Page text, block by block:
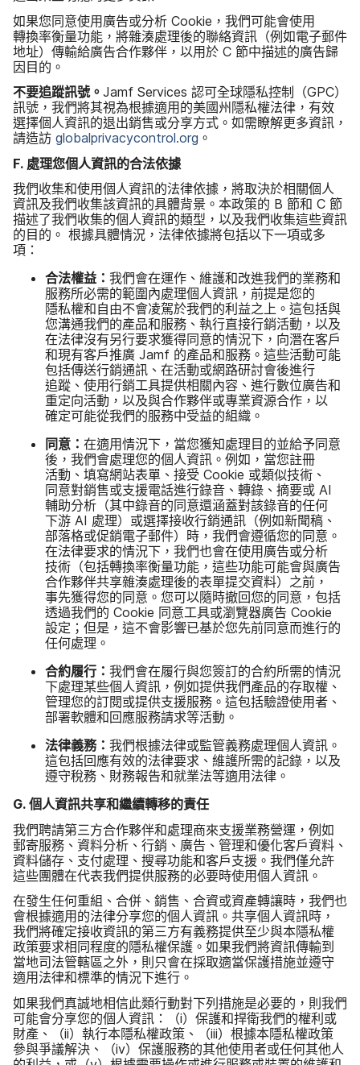
如果​您​同意​使用​廣告​或​分析 Cookie ，​我們​可能​會​使用​
轉換率​衡量​功能，​將​雜湊​處理​後​的​聯絡​資訊​（例如​電子​郵件​
地址）​傳輸​給​廣告​合作​夥伴，​以​用於 C 節​中​描述​的​廣告​歸​
因​目的。
不要​追蹤​訊號。 Jamf Services 認​可​全球​隱私控制​（GPC）
訊號，​我們​將​其視​為​根據​適用​的​美國​州​隱私權​法律，​有效​
選擇​個人​資訊​的​退出​銷售​或​分享​方式。​如​需​瞭解​更多​資訊，​
請造訪 globalprivacycontrol.org 。
F. 處理​您​個​人​資訊​的​合法​依據
我們​收集​和​使用​個人​資訊​的​法律​依據，​將​取​決於​相關​個人​
資訊​及​我們​收集該​資訊​的​具體​背景。​本​政策​的 B 節​和 C 節​
描述​了​我們​收集​的​個人​資訊​的​類型，​以及​我們​收集​這些​資訊​
的​目的。 根據​具體​情況，​法律​依據​將​包括​以下​一​項​或​多​
項：
合法​權益： 我們​會​在​運作、​維護​和​改進​我們​的​業務​和​
服務​所​必需​的​範圍​內​處理​個人​資訊，​前​提​是​您​的​
隱私權​和​自由​不會​凌駕​於​我們​的​利益​之​上。​這​包括​與​
您溝​通​我們​的​產品​和​服務、​執行​直接​行銷​活動，​以及​
在​法律​沒有​另行​要求​獲得​同意​的​情況​下，​向​潛​在​客戶​
和​現​有​客戶​推廣 Jamf 的​產品​和​服務。​這些​活動​可能​
包括​傳送​行銷​通訊、​在​活動​或​網路​研討會​後​進行​
追蹤、​使用​行銷​工​具​提供​相關​內容、​進行​數​位​廣告​和​
重定​向​活動，​以及​與​合作​夥伴​或​專業​資源​合作，​以​
確定​可能​從​我們​的​服務​中​受益​的​組織。
同意： 在​適用​情況​下，​當您​獲知​處理​目的​並​給​予​同意​
後，​我們​會​處理您​的​個人​資訊。​例如，​當您​註冊​
活動、​填寫​網站​表單、​接受 Cookie 或​類似​技術、​
同意​對​銷售​或​支援​電話​進行​錄音、​轉錄、​摘要​或 AI
輔助​分析（其中​錄音​的​同意​還​涵蓋​對​該​錄音​的​任何​
下游 AI 處理​）​或​選擇接​收行銷​通訊​（例如​新聞稿、​
部​落格​或​促銷​電子​郵件​）​時，​我們​會​遵循您​的​同意。​
在​法律​要求​的​情況​下，​我們​也​會​在​使用​廣告​或​分析​
技術​（​包括​轉換率​衡量​功能，​這些​功能​可能​會​與​廣告​
合作​夥伴​共享​雜湊​處理​後​的​表單​提交​資料）​之​前，​
事先​獲得您​的​同意。​您可以​隨時​撤​回您​的​同意，​包括​
透過​我們​的 Cookie 同意​工具​或​瀏覽器​廣告 Cookie
設定​；但是，​這​不會​影響​已​基於​您先​前​同意​而​進行​的​
任何​處理。
合約​履行： 我們​會​在​履行​與​您簽訂​的​合約​所​需​的​情況​
下​處理​某些​個人​資訊，​例如​提供​我們​產品​的​存取權、​
管理您​的​訂閱​或​提供​支援​服務。​這​包​括​驗證​使用​者、​
部署​軟體​和​回應​服務​請求​等​活動。
法律​義務： 我們​根據​法律​或​監管​義務​處理​個人​資訊。​
這​包括​回應​有效​的​法律​要求、​維護​所​需​的​記錄，​以及​
遵守​稅務、​財務​報告​和​就業法​等​適用​法律。
G. 個​人​資訊​共享​和​繼續​轉移​的​責任
我們​聘請​第三​方​合作​夥伴​和​處理​商來​支援​業務​營運，​例如​
郵寄​服務、​資料​分析、​行銷、​廣告、​管理​和​優化​客戶​資料、​
資料​儲存、​支付​處理、​搜尋​功能​和​客戶​支援。​我們​僅​允許​
這些​團體​在​代表​我們​提供​服務​的​必要​時​使用​個人​資訊。
在​發生​任何​重組、​合併、​銷售、​合資​或​資產​轉​讓​時，​我們​也​
會​根據​適用​的​法律​分​享您​的​個人​資訊。​共享​個​人​資訊​時，​
我們​將​確定​接收​資訊​的​第三​方​有​義務​提供​至少​與​本隱​私權​
政策​要求​相同​程度​的​隱私權​保護。​如果​我們​將​資訊​傳輸​到​
當地​司法​管​轄區​之​外，​則​只會​在​採取​適當​保護​措施​並​遵守​
適用​法律​和​標準​的​情況​下​進行。
如果​我們​真誠地​相信​此​類​行動​對​下列​措施​是​必要​的，​則​我們​
可能​會​分享您​的​個人​資訊：​（i）​保護​和​捍衛​我們​的​權利​或​
財產、​（ii）​執行​本​隱​私權​政策、​（iii）​根據​本隱私權​政策​
參與​爭議​解決、​（iv）​保護​服務​的​其他​使用​者​或​任何​其他​人​